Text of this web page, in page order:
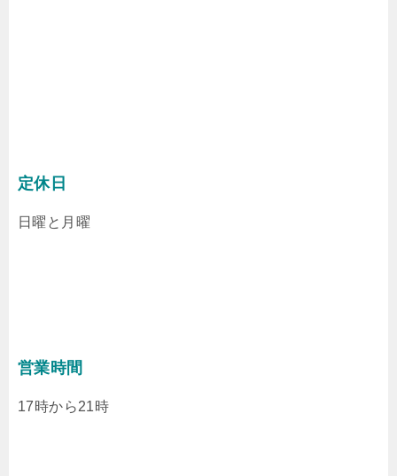
定休日
日曜と月曜
営業時間
17時から21時